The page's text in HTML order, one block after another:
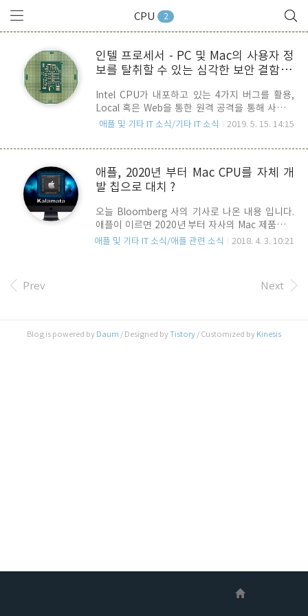
CPU 2
인텔 프로세서 - PC 및 Mac의 사용자 정
보를 탈취할 수 있는 심각한 보안 결함 발
Intel CPU가 내포하고 있는 4가지 버그를 활용,
Local 혹은 Web을 통한 원격 공격을 통해 사용자
의 정보를 탈취할 수 있는 일명 ZombieLoad 혹은
는 취약점이 독일 그라츠 공대와 벨기에 루벤 카톨
고되었습니다. 이 취약점은 프로세스와 버퍼 사이
의 Data가 이동하는 과정에서 정보를 탈취하는 것
용한 공격이기 때문에 일반 PC나 Mac 뿐만 아니라
Cloud 시스템도 포함됩니다. 하지만, AMD과 ARM
프로세서는 해당 취약점이 없기 때문에, iPhone,
애플 및 기타 IT 소식/기타 IT 소식 2019. 5. 15. 14:15
애플, 2020년 부터 Mac CPU를 자체 개
발 칩으로 대치 ?
오늘 Bloomberg 사의 기사로 나온 내용 입니다.
애플이 이르면 2020년 부터 자사의 Mac 제품군에
현재 채용하고 있는 Intel CPU를 자사 개발 칩으로
갖고 있는 것으로 알려진 프로젝트를 착수한 것으
로 확인되고 있는데, 아직은 기초 단계하고 합니다.
터 진행되어 온 것이 사실이죠.. 하지만, H/W 그 중
에서도 Brain이라고 할 수 있는 Mac의 CPU 에서
애플 및 기타 IT 소식/애플 관련 소식 2018. 4. 3. 10:21
Prev Next
Blog is powered by Daum / Designed byTistory / Customized by Kinesis